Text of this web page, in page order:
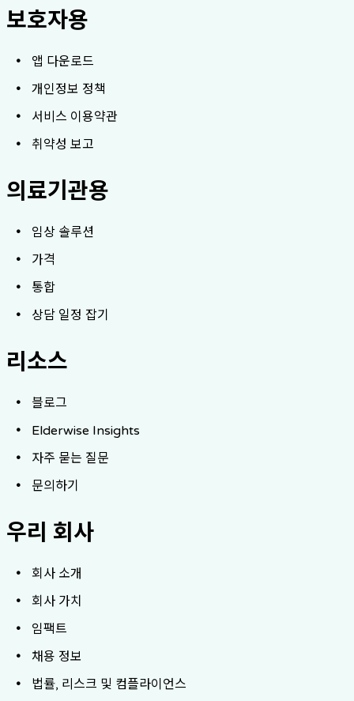
보호자용
앱 다운로드
개인정보 정책
서비스 이용약관
취약성 보고
의료기관용
임상 솔루션
가격
통합
상담 일정 잡기
리소스
블로그
Elderwise Insights
자주 묻는 질문
문의하기
우리 회사
회사 소개
회사 가치
임팩트
채용 정보
법률, 리스크 및 컴플라이언스